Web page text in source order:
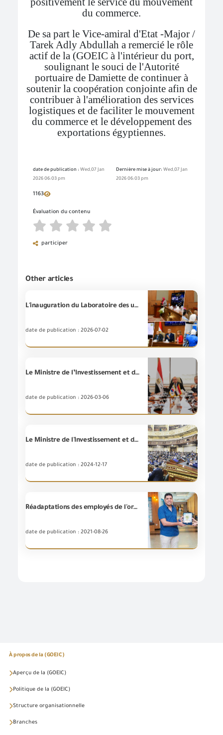
du commerce.
De sa part le Vice-amiral d'Etat -Major /
Tarek Adly Abdullah a remercié le rôle
actif de la (GOEIC à l'intérieur du port,
soulignant le souci de l'Autorité
portuaire de Damiette de continuer à
soutenir la coopération conjointe afin de
contribuer à l'amélioration des services
logistiques et de faciliter le mouvement
du commerce et le développement des
exportations égyptiennes.
date de publication : Wed,07 Jan
2026 06:03 pm
Dernière mise à jour: Wed,07 Jan
2026 06:03 pm
1163
Évaluation du contenu
participer
Other articles
L'inauguration du Laboratoire des ustensiles de cuisine et de vaisselle à la succursale de l'Aéroport international du Caire site annexe.
date de publication : 2026-07-02
Le Ministre de l’Investissement et du Commerce extérieur reçoit le Chargé d’affaires de l’Ambassade de Corée du Sud pour examiner le renforcement de la coopération économique entre l’Égypte et la Corée du Sud et de développer les mécanismes de régulation du commerce et du contrôle des exportations et des importations.
date de publication : 2026-03-06
Le Ministre de l'Investissement et du Commerce Extérieur passe en revue devant la session plénière de la Chambre des Représentants les caractéristiques les plus marquantes de la vision et la stratégie du Ministère de l'Investissement et du Commerce Extérieur.
date de publication : 2024-12-17
Réadaptations des employés de l'organisation et augmenter leur efficacités techniques a inspecter les matières en plastique biodégradables à l'université du Nile
date de publication : 2021-08-26
À propos de la (GOEIC)
Aperçu de la (GOEIC)
Politique de la (GOEIC)
Structure organisationnelle
Branches